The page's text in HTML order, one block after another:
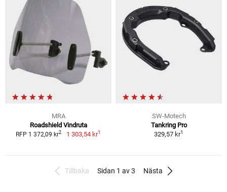
MRA
Roadshield Vindruta
RFP 1 372,09 kr2 1 303,54 kr1
SW-Motech
Tankring Pro
329,57 kr1
Tillbaka Sidan 1 av 3 Nästa